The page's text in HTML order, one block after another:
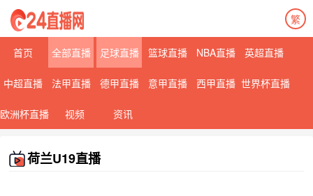
繁
首页 全部直播 足球直播 篮球直播 NBA直播 英超直播
中超直播 法甲直播 德甲直播 意甲直播 西甲直播 世界杯直播
欧洲杯直播 视频 资讯
荷兰U19直播